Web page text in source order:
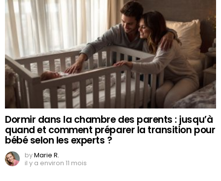
Dormir dans la chambre des parents : jusqu’à
quand et comment préparer la transition pour
bébé selon les experts ?
byMarie R.
il y a environ 11 mois